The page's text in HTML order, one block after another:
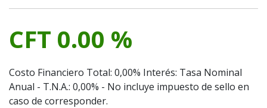
CFT 0.00 %
Costo Financiero Total: 0,00% Interés: Tasa Nominal
Anual - T.N.A.: 0,00% - No incluye impuesto de sello en
caso de corresponder.